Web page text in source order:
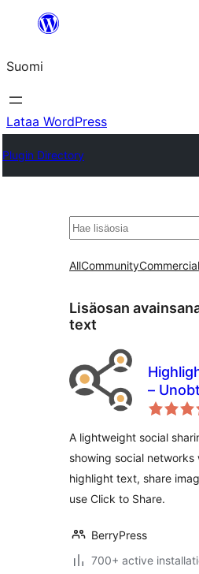
Suomi
Lataa WordPress
Plugin Directory
Etsi
AllCommunityCommercial
Lisäosan
text
–
A lightweight social
showing social networks
highlight text, share
use Click to Share.
BerryPress
700+ active